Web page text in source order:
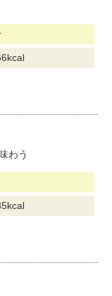
わう